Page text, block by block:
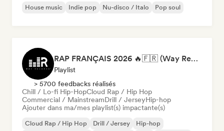
House music
Indie pop Nu-disco / Italo Pop soul
RAP FRANÇAIS 2026 🔥🇫🇷 (Way Records)
Playlist
> 5700 feedbacks réalisés
Chill / Lo-fi Hip-HopCloud Rap / Hip Hop
Commercial / MainstreamDrill / JerseyHip-hop
Ajouter dans ma/mes playlist(s) impactante(s)
Cloud Rap / Hip Hop Drill / Jersey
Hip-hop